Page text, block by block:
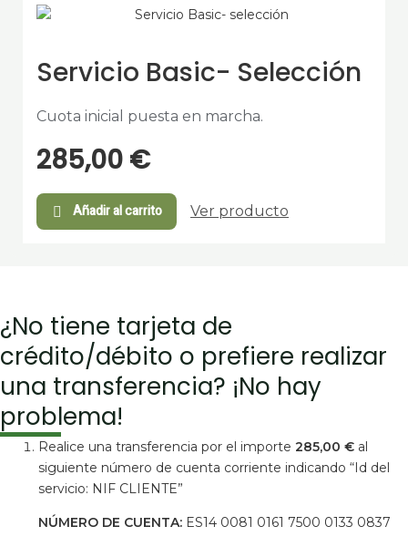
Servicio Basic- Selección
Cuota inicial puesta en marcha.
285,00 €
Añadir al carrito Ver producto
¿No tiene tarjeta de
crédito/débito o prefiere realizar
una transferencia? ¡No hay
problema!
Realice una transferencia por el importe 285,00 € al
siguiente número de cuenta corriente indicando “Id del
servicio: NIF CLIENTE”
NÚMERO DE CUENTA: ES14 0081 0161 7500 0133 0837